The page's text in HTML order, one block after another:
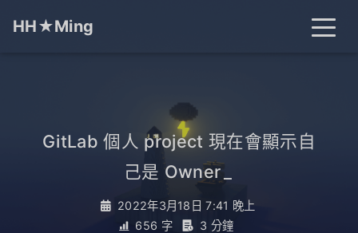
HH★Ming
關於
GitLab 個人 project 現在會顯示自
己是 Owner
2022年3月18日 7:41 晚上
656 字
3 分鐘